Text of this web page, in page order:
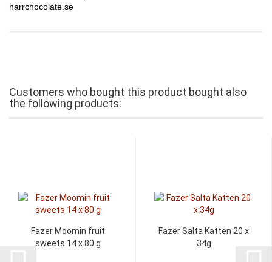
narrchocolate.se
Customers who bought this product bought also
the following products:
Fazer Moomin fruit
sweets 14 x 80 g
Fazer Salta Katten 20 x
34g